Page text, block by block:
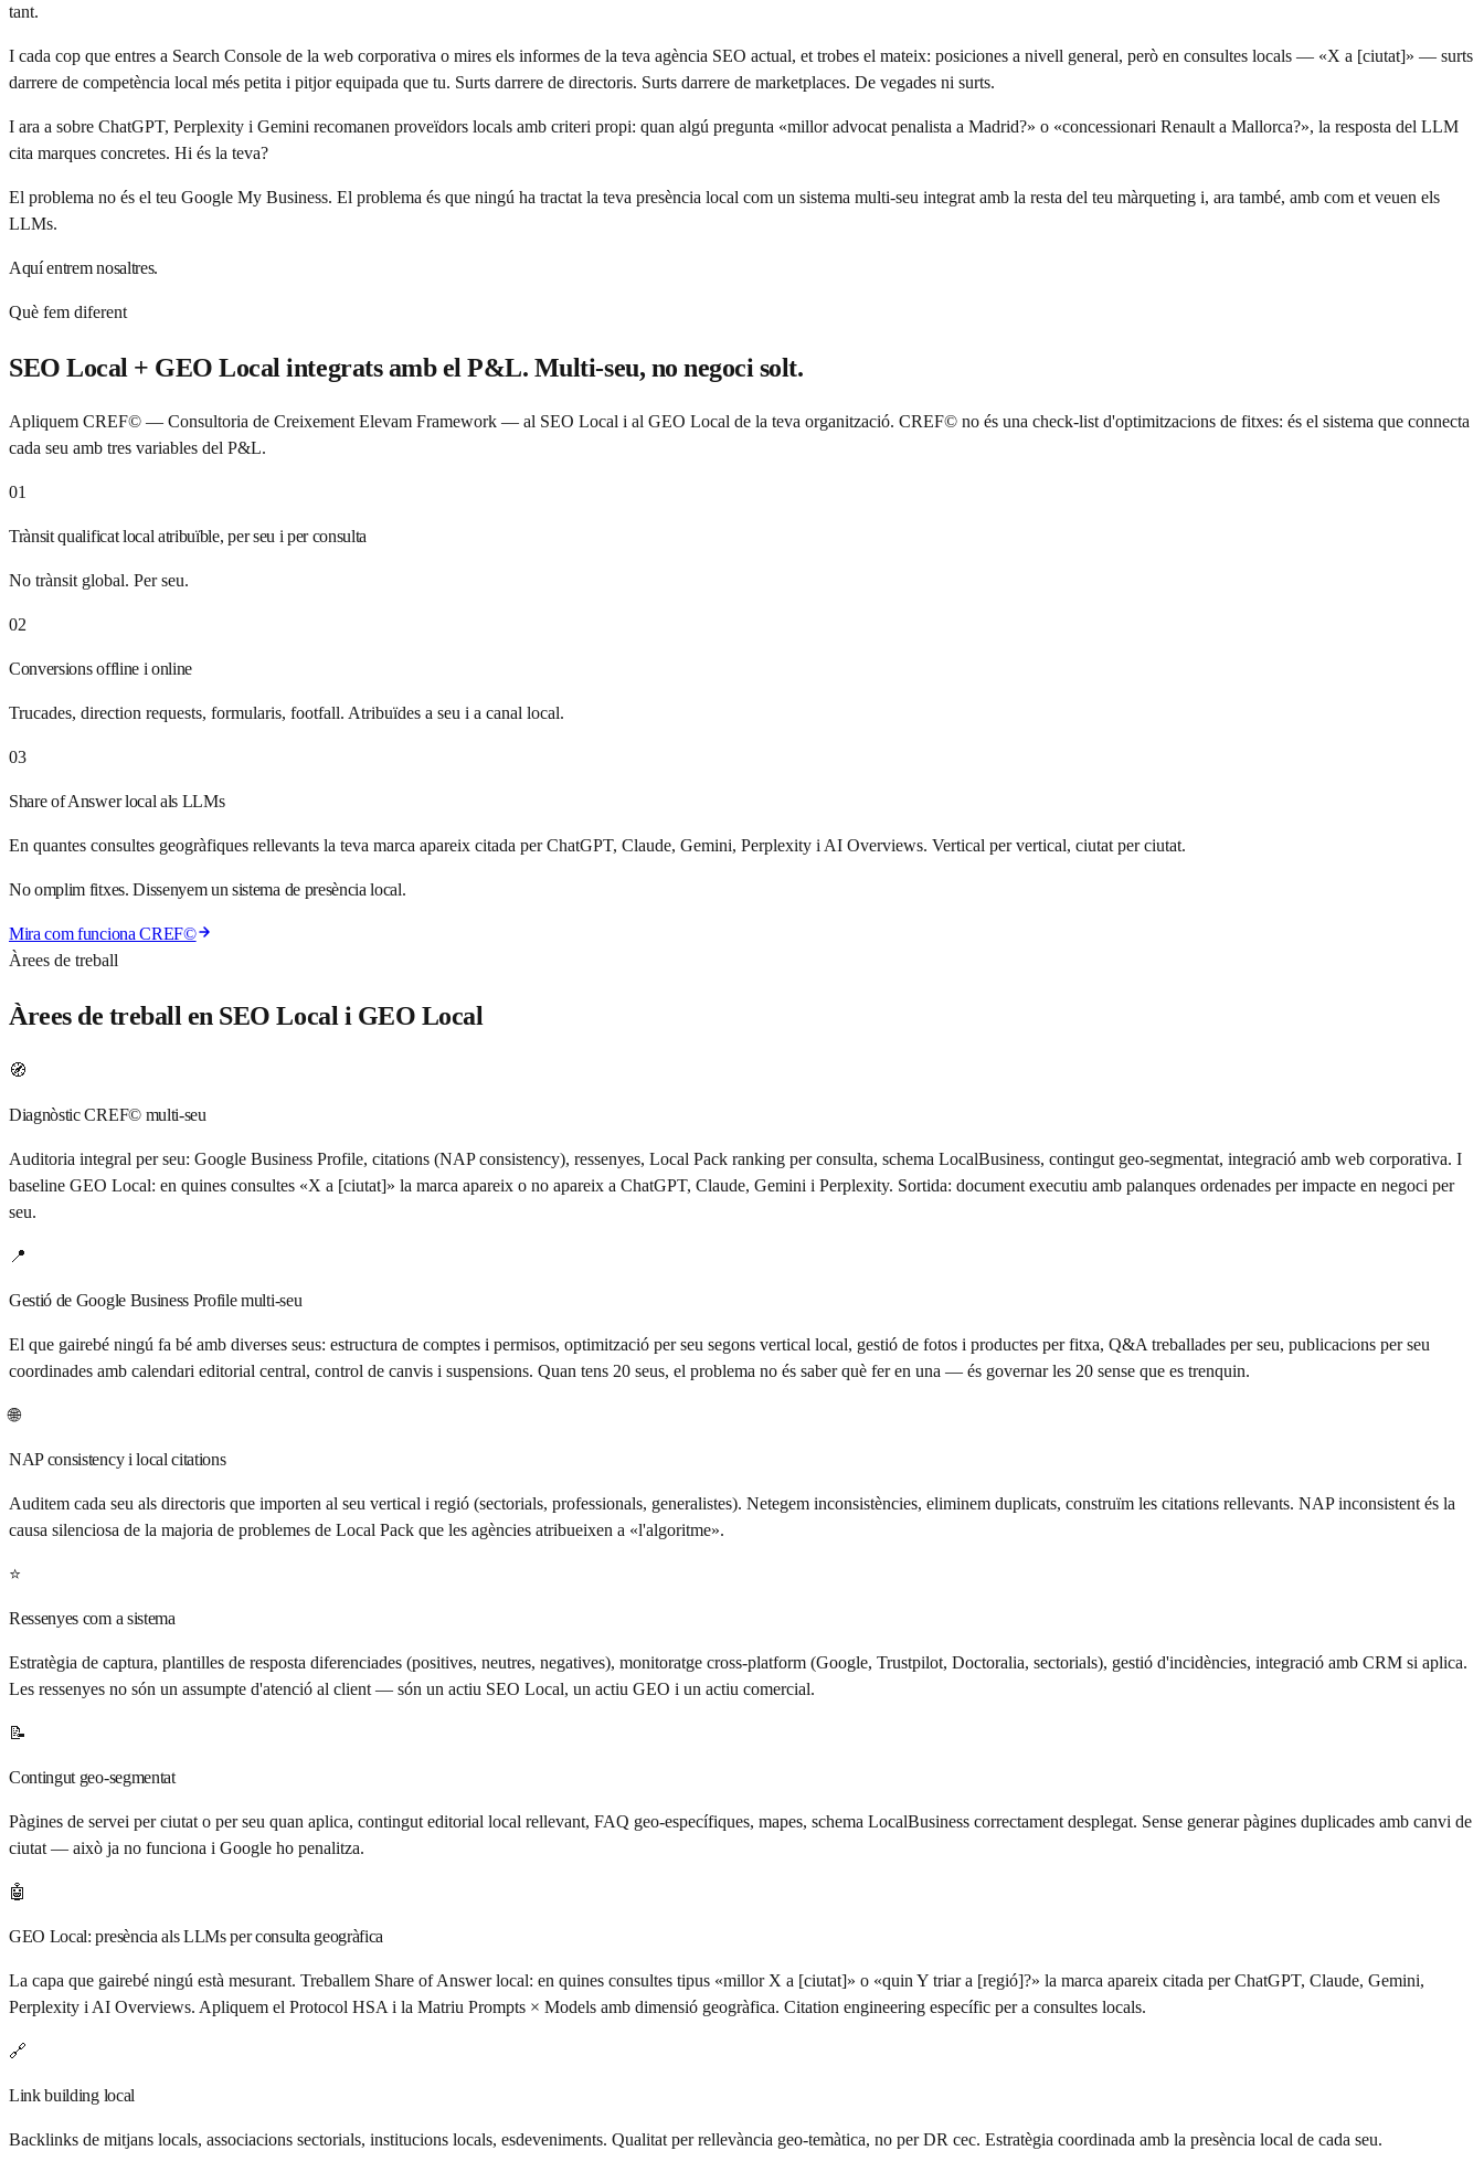
tant.
I cada cop que entres a Search Console de la web corporativa o mires els informes de la teva agència SEO actual, et trobes el mateix: posiciones a nivell general, però en consultes locals — «X a [ciutat]» — surts
darrere de competència local més petita i pitjor equipada que tu. Surts darrere de directoris. Surts darrere de marketplaces. De vegades ni surts.
I ara a sobre ChatGPT, Perplexity i Gemini recomanen proveïdors locals amb criteri propi: quan algú pregunta «millor advocat penalista a Madrid?» o «concessionari Renault a Mallorca?», la resposta del LLM
cita marques concretes. Hi és la teva?
El problema no és el teu Google My Business. El problema és que ningú ha tractat la teva presència local com un sistema multi-seu integrat amb la resta del teu màrqueting i, ara també, amb com et veuen els
LLMs.
Aquí entrem nosaltres.
Què fem diferent
SEO Local + GEO Local integrats amb el P&L. Multi-seu, no negoci solt.
Apliquem CREF© — Consultoria de Creixement Elevam Framework — al SEO Local i al GEO Local de la teva organització. CREF© no és una check-list d'optimitzacions de fitxes: és el sistema que connecta
cada seu amb tres variables del P&L.
01
Trànsit qualificat local atribuïble, per seu i per consulta
No trànsit global. Per seu.
02
Conversions offline i online
Trucades, direction requests, formularis, footfall. Atribuïdes a seu i a canal local.
03
Share of Answer local als LLMs
En quantes consultes geogràfiques rellevants la teva marca apareix citada per ChatGPT, Claude, Gemini, Perplexity i AI Overviews. Vertical per vertical, ciutat per ciutat.
No omplim fitxes. Dissenyem un sistema de presència local.
Mira com funciona CREF©
Àrees de treball
Àrees de treball en SEO Local i GEO Local
🧭
Diagnòstic CREF© multi-seu
Auditoria integral per seu: Google Business Profile, citations (NAP consistency), ressenyes, Local Pack ranking per consulta, schema LocalBusiness, contingut geo-segmentat, integració amb web corporativa. I
baseline GEO Local: en quines consultes «X a [ciutat]» la marca apareix o no apareix a ChatGPT, Claude, Gemini i Perplexity. Sortida: document executiu amb palanques ordenades per impacte en negoci per
seu.
📍
Gestió de Google Business Profile multi-seu
El que gairebé ningú fa bé amb diverses seus: estructura de comptes i permisos, optimització per seu segons vertical local, gestió de fotos i productes per fitxa, Q&A treballades per seu, publicacions per seu
coordinades amb calendari editorial central, control de canvis i suspensions. Quan tens 20 seus, el problema no és saber què fer en una — és governar les 20 sense que es trenquin.
🌐
NAP consistency i local citations
Auditem cada seu als directoris que importen al seu vertical i regió (sectorials, professionals, generalistes). Netegem inconsistències, eliminem duplicats, construïm les citations rellevants. NAP inconsistent és la
causa silenciosa de la majoria de problemes de Local Pack que les agències atribueixen a «l'algoritme».
⭐
Ressenyes com a sistema
Estratègia de captura, plantilles de resposta diferenciades (positives, neutres, negatives), monitoratge cross-platform (Google, Trustpilot, Doctoralia, sectorials), gestió d'incidències, integració amb CRM si aplica.
Les ressenyes no són un assumpte d'atenció al client — són un actiu SEO Local, un actiu GEO i un actiu comercial.
📝
Contingut geo-segmentat
Pàgines de servei per ciutat o per seu quan aplica, contingut editorial local rellevant, FAQ geo-específiques, mapes, schema LocalBusiness correctament desplegat. Sense generar pàgines duplicades amb canvi de
ciutat — això ja no funciona i Google ho penalitza.
🤖
GEO Local: presència als LLMs per consulta geogràfica
La capa que gairebé ningú està mesurant. Treballem Share of Answer local: en quines consultes tipus «millor X a [ciutat]» o «quin Y triar a [regió]?» la marca apareix citada per ChatGPT, Claude, Gemini,
Perplexity i AI Overviews. Apliquem el Protocol HSA i la Matriu Prompts × Models amb dimensió geogràfica. Citation engineering específic per a consultes locals.
🔗
Link building local
Backlinks de mitjans locals, associacions sectorials, institucions locals, esdeveniments. Qualitat per rellevància geo-temàtica, no per DR cec. Estratègia coordinada amb la presència local de cada seu.